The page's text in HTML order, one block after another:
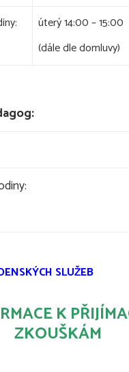
úterý 14:00 – 15:00
(dále dle domluvy)
SLUŽEB
K
ZKOUŠKÁM